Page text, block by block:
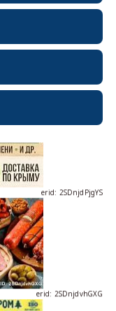
erid: 2SDnjcrDNw6
erid: 2SDnjdPjgYS
erid: 2SDnjdvhGXG